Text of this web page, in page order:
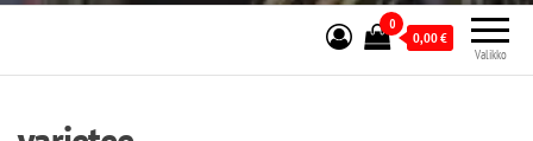
sydämessä.
Valikko
0
0,00€